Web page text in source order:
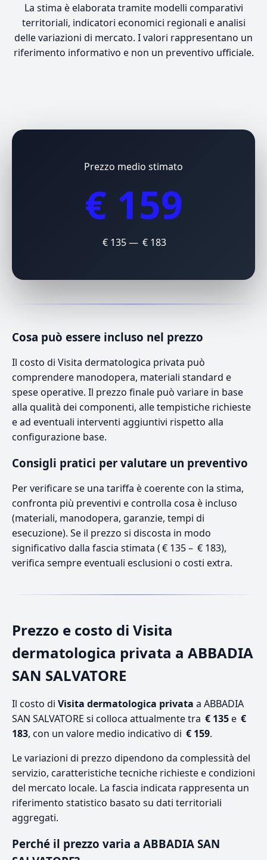
La stima è elaborata tramite modelli comparativi
territoriali, indicatori economici regionali e analisi
delle variazioni di mercato. I valori rappresentano un
riferimento informativo e non un preventivo ufficiale.
Prezzo medio stimato
€ 159
€ 135 — € 183
Cosa può essere incluso nel prezzo
Il costo di Visita dermatologica privata può
comprendere manodopera, materiali standard e
spese operative. Il prezzo finale può variare in base
alla qualità dei componenti, alle tempistiche richieste
e ad eventuali interventi aggiuntivi rispetto alla
configurazione base.
Consigli pratici per valutare un preventivo
Per verificare se una tariffa è coerente con la stima,
confronta più preventivi e controlla cosa è incluso
(materiali, manodopera, garanzie, tempi di
esecuzione). Se il prezzo si discosta in modo
significativo dalla fascia stimata ( € 135 – € 183),
verifica sempre eventuali esclusioni o costi extra.
Prezzo e costo di Visita
dermatologica privata a ABBADIA
SAN SALVATORE
Il costo di Visita dermatologica privata a ABBADIA
SAN SALVATORE si colloca attualmente tra € 135e €
183, con un valore medio indicativo di € 159.
Le variazioni di prezzo dipendono da complessità del
servizio, caratteristiche tecniche richieste e condizioni
del mercato locale. La fascia indicata rappresenta un
riferimento statistico basato su dati territoriali
aggregati.
Perché il prezzo varia a ABBADIA SAN